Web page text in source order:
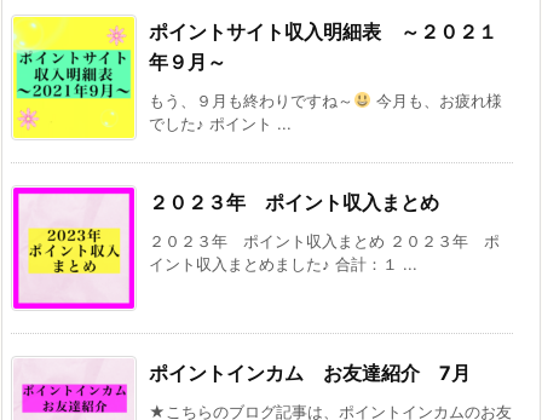
ポイントサイト収入明細表 ～２０２１
年９月～
もう、９月も終わりですね～
今月も、お疲れ様
でした♪ ポイント ...
２０２３年 ポイント収入まとめ
２０２３年 ポイント収入まとめ ２０２３年 ポ
イント収入まとめました♪ 合計：１ ...
ポイントインカム お友達紹介 7月
★こちらのブログ記事は、ポイントインカムのお友